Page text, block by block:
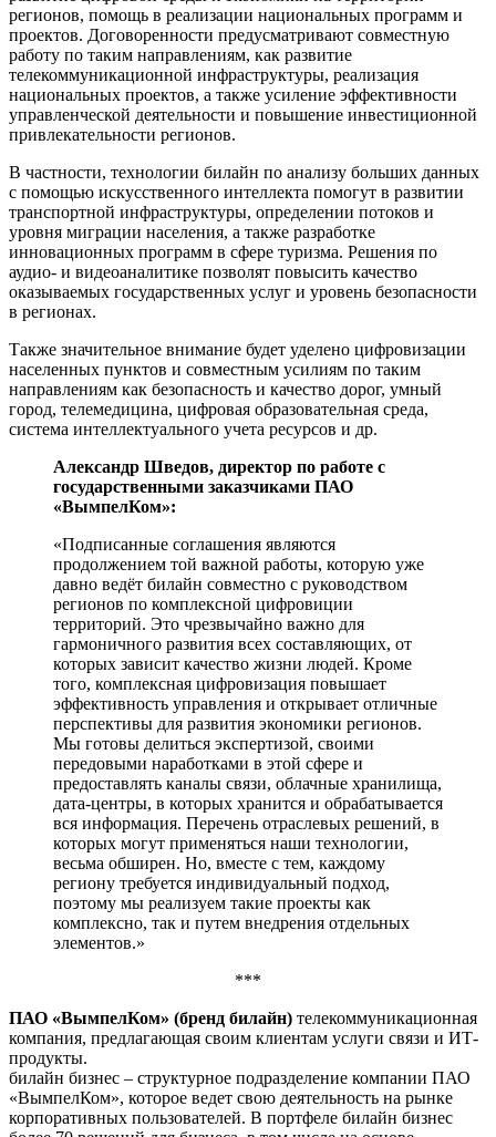
регионов, помощь в реализации национальных программ и
проектов. Договоренности предусматривают совместную
работу по таким направлениям, как развитие
телекоммуникационной инфраструктуры, реализация
национальных проектов, а также усиление эффективности
управленческой деятельности и повышение инвестиционной
привлекательности регионов.
В частности, технологии билайн по анализу больших данных
с помощью искусственного интеллекта помогут в развитии
транспортной инфраструктуры, определении потоков и
уровня миграции населения, а также разработке
инновационных программ в сфере туризма. Решения по
аудио- и видеоаналитике позволят повысить качество
оказываемых государственных услуг и уровень безопасности
в регионах.
Также значительное внимание будет уделено цифровизации
населенных пунктов и совместным усилиям по таким
направлениям как безопасность и качество дорог, умный
город, телемедицина, цифровая образовательная среда,
система интеллектуального учета ресурсов и др.
Александр Шведов, директор по работе с
государственными заказчиками ПАО
«ВымпелКом»:
«Подписанные соглашения являются
продолжением той важной работы, которую уже
давно ведёт билайн совместно с руководством
регионов по комплексной цифровиции
территорий. Это чрезвычайно важно для
гармоничного развития всех составляющих, от
которых зависит качество жизни людей. Кроме
того, комплексная цифровизация повышает
эффективность управления и открывает отличные
перспективы для развития экономики регионов.
Мы готовы делиться экспертизой, своими
передовыми наработками в этой сфере и
предоставлять каналы связи, облачные хранилища,
дата-центры, в которых хранится и обрабатывается
вся информация. Перечень отраслевых решений, в
которых могут применяться наши технологии,
весьма обширен. Но, вместе с тем, каждому
региону требуется индивидуальный подход,
поэтому мы реализуем такие проекты как
комплексно, так и путем внедрения отдельных
элементов.»
***
ПАО «ВымпелКом» (бренд билайн) телекоммуникационная
компания, предлагающая своим клиентам услуги связи и ИТ-
продукты.
билайн бизнес – структурное подразделение компании ПАО
«ВымпелКом», которое ведет свою деятельность на рынке
корпоративных пользователей. В портфеле билайн бизнес